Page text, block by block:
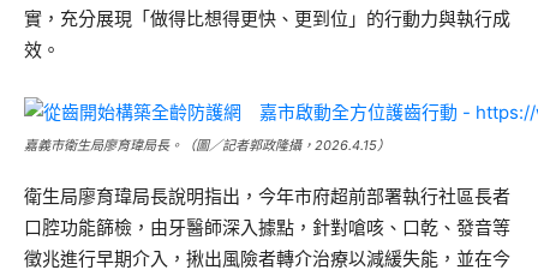
實，充分展現「做得比想得更快、更到位」的行動力與執行成
效。
嘉義市衛生局廖育瑋局長。（圖／記者郭政隆攝，2026.4.15）
衛生局廖育瑋局長說明指出，今年市府超前部署執行社區長者
口腔功能篩檢，由牙醫師深入據點，針對嗆咳、口乾、發音等
徵兆進行早期介入，揪出風險者轉介治療以減緩失能，並在今